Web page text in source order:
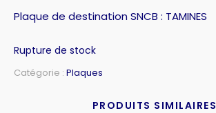
Plaque de destination SNCB : TAMINES
Rupture de stock
Catégorie : Plaques
PRODUITS SIMILAIRES